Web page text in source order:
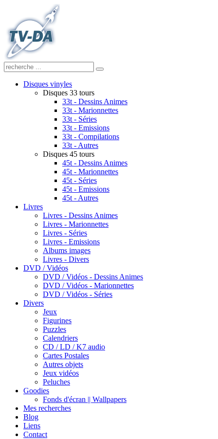
Disques vinyles
Disques 33 tours
33t - Dessins Animes
33t - Marionnettes
33t - Séries
33t - Emissions
33t - Compilations
33t - Autres
Disques 45 tours
45t - Dessins Animes
45t - Marionnettes
45t - Séries
45t - Emissions
45t - Autres
Livres
Livres - Dessins Animes
Livres - Marionnettes
Livres - Séries
Livres - Emissions
Albums images
Livres - Divers
DVD / Vidéos
DVD / Vidéos - Dessins Animes
DVD / Vidéos - Marionnettes
DVD / Vidéos - Séries
Divers
Jeux
Figurines
Puzzles
Calendriers
CD / LD / K7 audio
Cartes Postales
Autres objets
Jeux vidéos
Peluches
Goodies
Fonds d'écran || Wallpapers
Mes recherches
Blog
Liens
Contact